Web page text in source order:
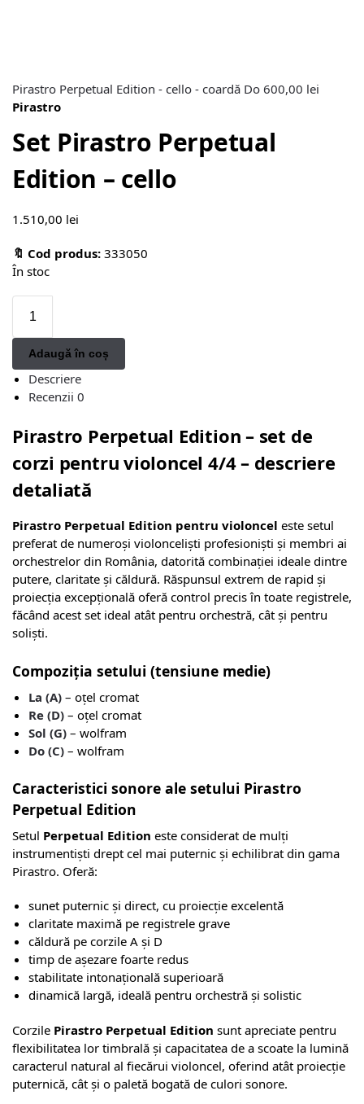
Pirastro Perpetual Edition - cello - coardă Do 600,00 lei
Pirastro
Set Pirastro Perpetual
Edition – cello
1.510,00 lei
🔖 Cod produs: 333050
În stoc
Adaugă în coș
Descriere
Recenzii 0
Pirastro Perpetual Edition – set de
corzi pentru violoncel 4/4 – descriere
detaliată
Pirastro Perpetual Edition pentru violoncel este setul
preferat de numeroși violonceliști profesioniști și membri ai
orchestrelor din România, datorită combinației ideale dintre
putere, claritate și căldură. Răspunsul extrem de rapid și
proiecția excepțională oferă control precis în toate registrele,
făcând acest set ideal atât pentru orchestră, cât și pentru
soliști.
Compoziția setului (tensiune medie)
La (A) – oțel cromat
Re (D) – oțel cromat
Sol (G) – wolfram
Do (C) – wolfram
Caracteristici sonore ale setului Pirastro
Perpetual Edition
Setul Perpetual Edition este considerat de mulți
instrumentiști drept cel mai puternic și echilibrat din gama
Pirastro. Oferă:
sunet puternic și direct, cu proiecție excelentă
claritate maximă pe registrele grave
căldură pe corzile A și D
timp de așezare foarte redus
stabilitate intonațională superioară
dinamică largă, ideală pentru orchestră și solistic
Corzile Pirastro Perpetual Edition sunt apreciate pentru
flexibilitatea lor timbrală și capacitatea de a scoate la lumină
caracterul natural al fiecărui violoncel, oferind atât proiecție
puternică, cât și o paletă bogată de culori sonore.